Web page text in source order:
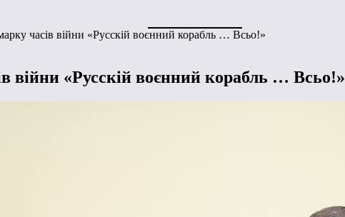
часів війни «Русскій воєнний корабль … Всьо!»
війни «Русскій воєнний корабль … Всьо!»